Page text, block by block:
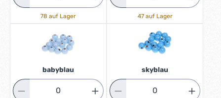
78 auf Lager 47 auf Lager
babyblau skyblau